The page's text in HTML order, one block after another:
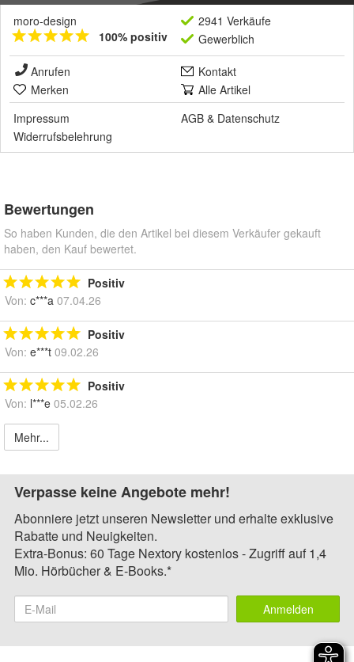
moro-design
100% positiv
2941 Verkäufe
Gewerblich
Anrufen
Kontakt
Merken
Alle Artikel
Impressum
AGB & Datenschutz
Widerrufsbelehrung
Bewertungen
So haben Kunden, die den Artikel bei diesem Verkäufer gekauft
haben, den Kauf bewertet.
Positiv
Von: c***a 07.04.26
Positiv
Von: e***t 09.02.26
Positiv
Von: l***e 05.02.26
Mehr...
Verpasse keine Angebote mehr!
Abonniere jetzt unseren Newsletter und erhalte exklusive
Rabatte und Neuigkeiten.
Extra-Bonus: 60 Tage Nextory kostenlos - Zugriff auf 1,4
Mio. Hörbücher & E-Books.*
Anmelden